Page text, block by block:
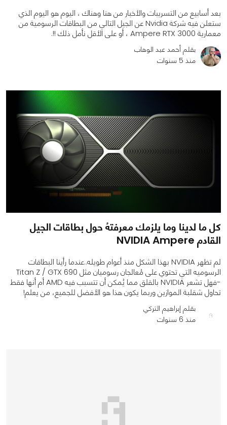
بعد أسابيع من التسريبات والأخبار من هنا وهناك ، اليوم هو اليوم الذي
ستعلن فيه شركة Nvidia عن الجيل التالي من البطاقات الرسومية من
معمارية Ampere RTX 3000 ، أو على الأقل نأمل ذلك !!.
بقلم أحمد عبد الوهاب
منذ 5 سنوات
4281
كل ما لدينا وما يلزمك معرفتهُ حول بطاقات الجيل
القادم NVIDIA Ampere
لم تظهر NVIDIA بهذا الشكل منذ أعوام طويله..عندما رأينا البطاقات
الرسوميه التي تحتوي على مُعالجان رسوميان مثل Titan Z / GTX 690
-فهل تشعر NVIDIA بالقلق مما يُمكن أن تتسبب فيه AMD أم أنها فقط
تحاول شقلبة الموازين وربما يكون هذا هو الأفضل للجميع، من يعلم!
بقلم إبراهيم التركي
منذ 6 سنوات